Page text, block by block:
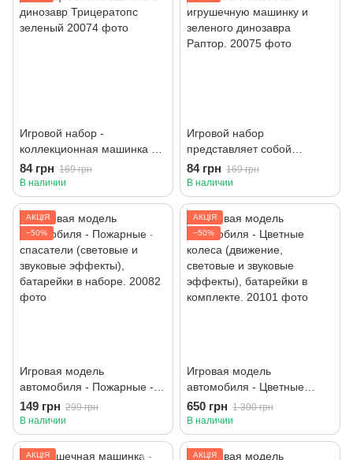
Игровой набор -
коллекционная машинка и
динозавр Трицератопс
зеленый
84 грн 169 грн
В наличии
Игровой набор
представляет собой
игрушечную машинку и
зеленого динозавра
Раптор.
84 грн 169 грн
В наличии
АКЦІЯ
−50%
Игровая модель
автомобиля - Пожарные -
спасатели (световые и
звуковые эффекты),
батарейки в наборе.
149 грн 299 грн
В наличии
АКЦІЯ
−50%
Игровая модель
автомобиля - Цветные
колеса (движение,
световые и звуковые
эффекты), батарейки в
комплекте.
650 грн 1 300 грн
В наличии
АКЦІЯ
АКЦІЯ